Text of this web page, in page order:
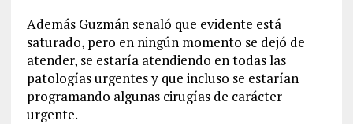
Además Guzmán señaló que evidente está
saturado, pero en ningún momento se dejó de
atender, se estaría atendiendo en todas las
patologías urgentes y que incluso se estarían
programando algunas cirugías de carácter
urgente.